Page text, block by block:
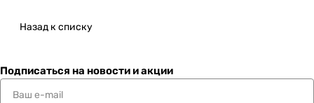
Назад к списку
Подписаться на новости и акции